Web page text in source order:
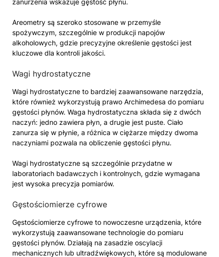
Areometry są szeroko stosowane w przemyśle
spożywczym, szczególnie w produkcji napojów
alkoholowych, gdzie precyzyjne określenie gęstości jest
kluczowe dla kontroli jakości.
Wagi hydrostatyczne
Wagi hydrostatyczne to bardziej zaawansowane narzędzia,
które również wykorzystują prawo Archimedesa do pomiaru
gęstości płynów. Waga hydrostatyczna składa się z dwóch
naczyń: jedno zawiera płyn, a drugie jest puste. Ciało
zanurza się w płynie, a różnica w ciężarze między dwoma
naczyniami pozwala na obliczenie gęstości płynu.
Wagi hydrostatyczne są szczególnie przydatne w
laboratoriach badawczych i kontrolnych, gdzie wymagana
jest wysoka precyzja pomiarów.
Gęstościomierze cyfrowe
Gęstościomierze cyfrowe to nowoczesne urządzenia, które
wykorzystują zaawansowane technologie do pomiaru
gęstości płynów. Działają na zasadzie oscylacji
mechanicznych lub ultradźwiękowych, które są modulowane